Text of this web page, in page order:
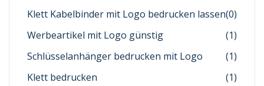
Klett Kabelbinder mit Logo bedrucken lassen(0)
Werbeartikel mit Logo günstig
(1)
Schlüsselanhänger bedrucken mit Logo
(1)
Klett bedrucken
(1)